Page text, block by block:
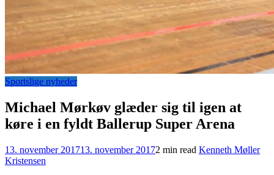
Sportslige nyheder
Michael Mørkøv glæder sig til igen at
køre i en fyldt Ballerup Super Arena
13. november 201713. november 20172 min read Kenneth Møller
Kristensen